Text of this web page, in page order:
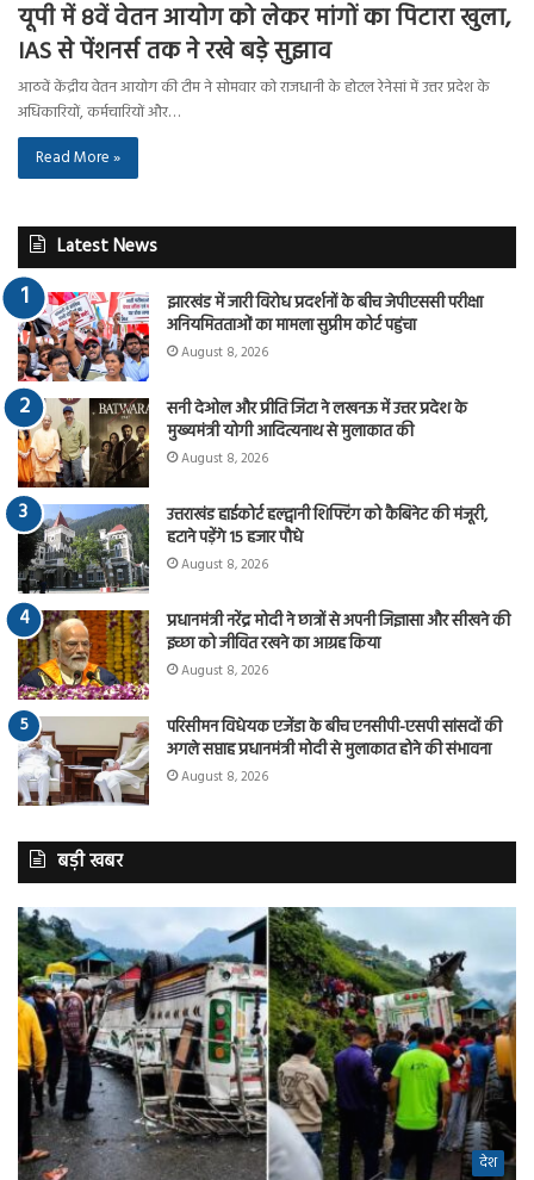
यूपी में 8वें वेतन आयोग को लेकर मांगों का पिटारा खुला,
IAS से पेंशनर्स तक ने रखे बड़े सुझाव
आठवें केंद्रीय वेतन आयोग की टीम ने सोमवार को राजधानी के होटल रेनेसां में उत्तर प्रदेश के
अधिकारियों, कर्मचारियों और…
Read More »
Latest News
झारखंड में जारी विरोध प्रदर्शनों के बीच जेपीएससी परीक्षा
अनियमितताओं का मामला सुप्रीम कोर्ट पहुंचा
August 8, 2026
सनी देओल और प्रीति जिंटा ने लखनऊ में उत्तर प्रदेश के
मुख्यमंत्री योगी आदित्यनाथ से मुलाकात की
August 8, 2026
उत्तराखंड हाईकोर्ट हल्द्वानी शिफ्टिंग को कैबिनेट की मंजूरी,
हटाने पड़ेंगे 15 हजार पौधे
August 8, 2026
प्रधानमंत्री नरेंद्र मोदी ने छात्रों से अपनी जिज्ञासा और सीखने की
इच्छा को जीवित रखने का आग्रह किया
August 8, 2026
परिसीमन विधेयक एजेंडा के बीच एनसीपी-एसपी सांसदों की
अगले सप्ताह प्रधानमंत्री मोदी से मुलाकात होने की संभावना
August 8, 2026
बड़ी खबर
देश